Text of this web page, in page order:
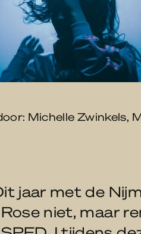
Michelle Zwinkels,
jaar met de
niet, maar